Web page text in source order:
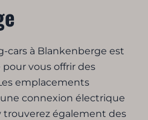
cars à Blankenberge est
vous offrir des
emplacements
connexion électrique
trouverez également des